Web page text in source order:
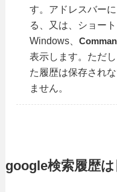
す。アドレスバー
る、又は、ショー
Windows、
表示します。ただ
た履歴は保存され
ません。
google検索履歴は